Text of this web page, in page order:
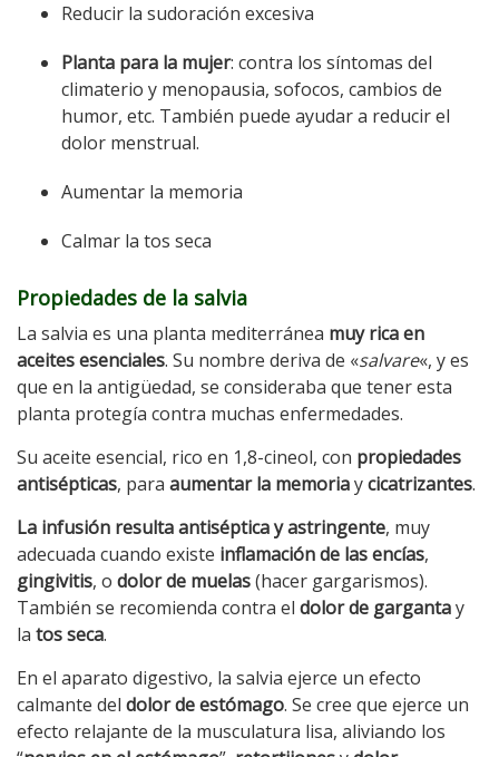
Reducir la sudoración excesiva
Planta para la mujer: contra los síntomas del
climaterio y menopausia, sofocos, cambios de
humor, etc. También puede ayudar a reducir el
dolor menstrual.
Aumentar la memoria
Calmar la tos seca
Propiedades de la salvia
La salvia es una planta mediterránea muy rica en
aceites esenciales. Su nombre deriva de «salvare«, y es
que en la antigüedad, se consideraba que tener esta
planta protegía contra muchas enfermedades.
Su aceite esencial, rico en 1,8-cineol, con propiedades
antisépticas, para aumentar la memoriaycicatrizantes.
La infusión resulta antiséptica y astringente, muy
adecuada cuando existe inflamación de las encías,
gingivitis, o dolor de muelas(hacer gargarismos).
También se recomienda contra el dolor de gargantay
la tos seca.
En el aparato digestivo, la salvia ejerce un efecto
calmante del dolor de estómago. Se cree que ejerce un
efecto relajante de la musculatura lisa, aliviando los